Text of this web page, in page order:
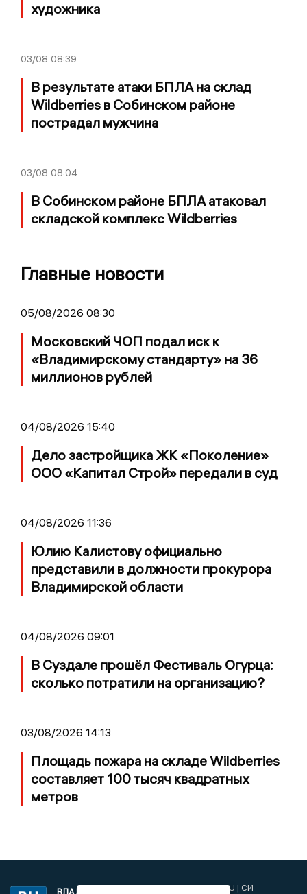
художника
03/08 08:39
В результате атаки БПЛА на склад
Wildberries в Собинском районе
пострадал мужчина
03/08 08:04
В Собинском районе БПЛА атаковал
складской комплекс Wildberries
Главные новости
05/08/2026 08:30
Московский ЧОП подал иск к
«Владимирскому стандарту» на 36
миллионов рублей
04/08/2026 15:40
Дело застройщика ЖК «Поколение»
ООО «Капитал Строй» передали в суд
04/08/2026 11:36
Юлию Калистову официально
представили в должности прокурора
Владимирской области
04/08/2026 09:01
В Суздале прошёл Фестиваль Огурца:
сколько потратили на организацию?
03/08/2026 14:13
Площадь пожара на складе Wildberries
составляет 100 тысяч квадратных
метров
2017 © NEWSVLADIMIR.RU | СИ